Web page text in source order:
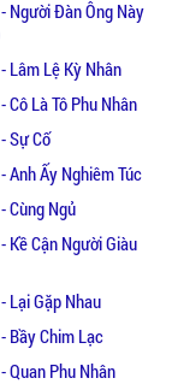
vợ chồng,
thanh sắc
cầm bút
như rồng
. . . .
ngơi đi.”
tắt đèn ở
Người Đàn Ông Này
Lâm Lệ Kỳ Nhân
Cô Là Tô Phu Nhân
Sự Cố
Anh Ấy Nghiêm Túc
Cùng Ngủ
Kề Cận Người Giàu
Lại Gặp Nhau
Bầy Chim Lạc
Quan Phu Nhân